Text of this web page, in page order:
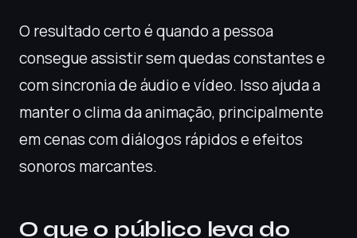
O resultado certo é quando a pessoa
consegue assistir sem quedas constantes e
com sincronia de áudio e vídeo. Isso ajuda a
manter o clima da animação, principalmente
em cenas com diálogos rápidos e efeitos
sonoros marcantes.
O que o público leva do